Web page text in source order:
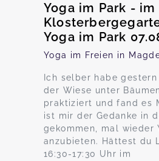
Yoga im Park - im
Yoga im Park
Yoga im Freien in
Ich selber habe
der Wiese unter
praktiziert und fand es
ist mir der Gedanke in
gekommen, mal wieder
anzubieten. Hättest du
16:30-17:30 Uhr im